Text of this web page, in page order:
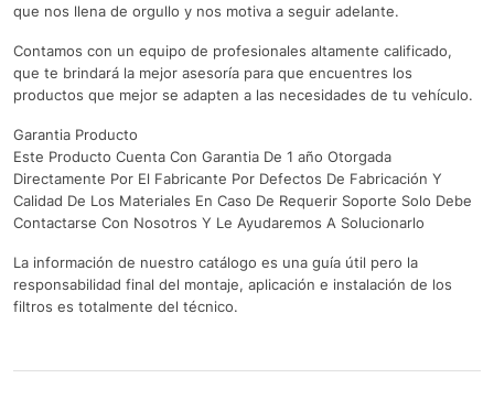
que nos llena de orgullo y nos motiva a seguir adelante.
Contamos con un equipo de profesionales altamente calificado,
que te brindará la mejor asesoría para que encuentres los
productos que mejor se adapten a las necesidades de tu vehículo.
Garantia Producto
Este Producto Cuenta Con Garantia De 1 año Otorgada
Directamente Por El Fabricante Por Defectos De Fabricación Y
Calidad De Los Materiales En Caso De Requerir Soporte Solo Debe
Contactarse Con Nosotros Y Le Ayudaremos A Solucionarlo
La información de nuestro catálogo es una guía útil pero la
responsabilidad final del montaje, aplicación e instalación de los
filtros es totalmente del técnico.